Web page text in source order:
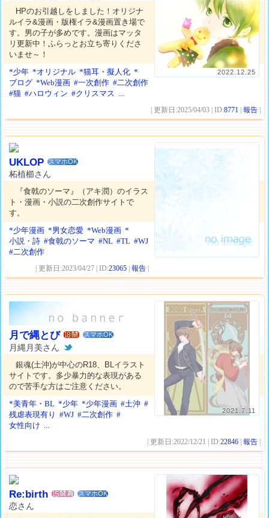
2022.12.25
HPのお引越しをしました！オリジナ
ルイラ&漫画・版権イラ&漫画置き場で
す。男の子が多めです。漫画はマッタ
リ更新中！ふらっとお立ち寄りくださ
いませ～！
*少年 *オリジナル *猫耳・擬人化 *
ブログ *Web漫画 #一次創作 #二次創作
#猫 #ハロウィン #クリスマス ...
| 更新日:2025/04/03 | ID:8771 |報告
UKLOP スマホOK
柘植櫛さん
『食戟のソーマ』（アキ潤）のイラス
ト・漫画・小説の二次創作サイトで
す。
*少年漫画 *男女恋愛 *Web漫画 *
小説・詩 #食戟のソーマ #NL #TL #WJ
#二次創作
| 更新日:2023/04/27 | ID:23065 |報告
2021.7.11
月で縄とび スマホOK
月縄月美さん
銀魂(土沖)が中心のR18、BLイラスト
サイトです。多少暴力的な表現がある
ので苦手な方はご注意ください。
*美青年・BL *少年 *少年漫画 #土沖 #
残虐表現有り
#WJ #二次創作 #
女性向け ...
| 更新日:2022/12/21 | ID:22846 |報告
Re:birth スマホOK
恋さん